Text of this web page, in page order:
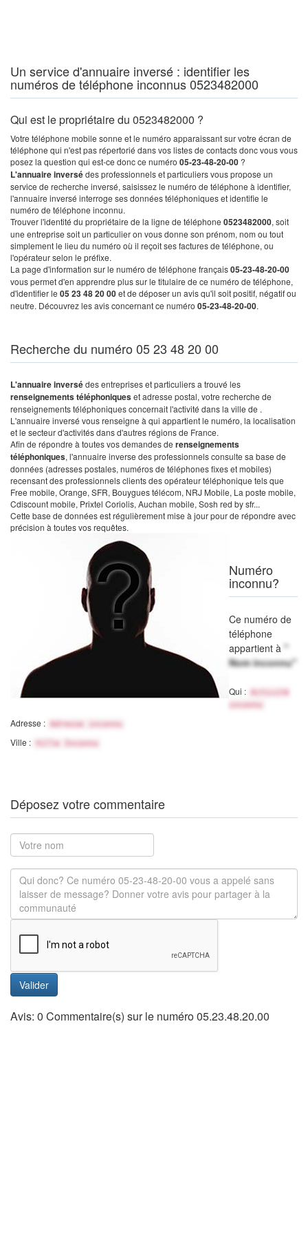
Un service d'annuaire inversé : identifier les
numéros de téléphone inconnus 0523482000
Qui est le propriétaire du 0523482000 ?
Votre téléphone mobile sonne et le numéro apparaissant sur votre écran de
téléphone qui n'est pas répertorié dans vos listes de contacts donc vous vous
posez la question qui est-ce donc ce numéro 05-23-48-20-00 ?
L'annuaire inversédes professionnels et particuliers vous propose un
service de recherche inversé, saisissez le numéro de téléphone à identifier,
l'annuaire inversé interroge ses données téléphoniques et identifie le
numéro de téléphone inconnu.
Trouver l'identité du propriétaire de la ligne de téléphone 0523482000, soit
une entreprise soit un particulier on vous donne son prénom, nom ou tout
simplement le lieu du numéro où il reçoit ses factures de téléphone, ou
l'opérateur selon le préfixe.
La page d'information sur le numéro de téléphone français05-23-48-20-00
vous permet d'en apprendre plus sur le titulaire de ce numéro de téléphone,
d'identifier le 05 23 48 20 00et de déposer un avis qu'il soit positif, négatif ou
neutre. Découvrez les avis concernant ce numéro 05-23-48-20-00.
Recherche du numéro 05 23 48 20 00
L'annuaire inversédes entreprises et particuliers a trouvé les
renseignements téléphoniqueset adresse postal, votre recherche de
renseignements téléphoniques concernait l'activité dans la ville de .
L'annuaire inversé vous renseigne à qui appartient le numéro, la localisation
et le secteur d'activités dans d'autres régions de France.
Afin de répondre à toutes vos demandes de renseignements
téléphoniques, l'annuaire inverse des professionnels consulte sa base de
données (adresses postales, numéros de téléphones fixes et mobiles)
recensant des professionnels clients des opérateur téléphonique tels que
Free mobile, Orange, SFR, Bouygues télécom, NRJ Mobile, La poste mobile,
Cdiscount mobile, Prixtel Coriolis, Auchan mobile, Sosh red by sfr...
Cette base de données est régulièrement mise à jour pour de répondre avec
précision à toutes vos requêtes.
Numéro
inconnu?
Ce numéro de
téléphone
appartient à "
Nom inconnu"
Qui :
Activité
inconnu
Adresse : Adresse inconnu
Ville : Ville Inconnu
Déposez votre commentaire
Valider
Avis: 0 Commentaire(s) sur le numéro 05.23.48.20.00